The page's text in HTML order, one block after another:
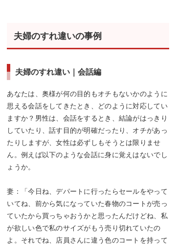
夫婦のすれ違いの事例
夫婦のすれ違い｜会話編
あなたは、奥様が何の目的もオチもないかのように
思える会話をしてきたとき、どのように対応してい
ますか？男性は、会話をするとき、結論がはっきり
していたり、話す目的が明確だったり、オチがあっ
たりしますが、女性は必ずしもそうとは限りませ
ん。例えば以下のような会話に身に覚えはないでし
ょうか。
妻：「今日ね、デパートに行ったらセールをやって
いてね、前から気になっていた春物のコートが売っ
ていたから買っちゃおうかと思ったんだけどね、私
が欲しい色で私のサイズがもう売り切れていたの
よ。それでね、店員さんに違う色のコートを持って